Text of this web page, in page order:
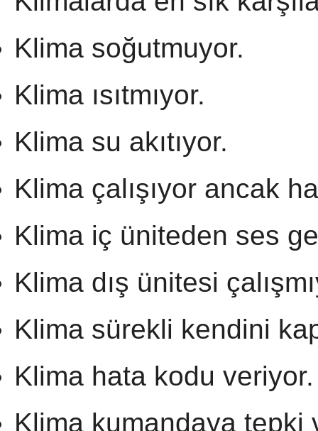
Klima soğutmuyor.
Klima ısıtmıyor.
Klima su akıtıyor.
Klima çalışıyor ancak
Klima iç üniteden ses
Klima dış ünitesi
Klima sürekli kendini
Klima hata kodu veriyor.
Klima kumandaya tepki